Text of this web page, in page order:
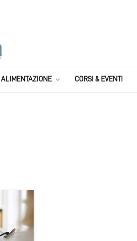
ALIMENTAZIONE CORSI & EVENTI